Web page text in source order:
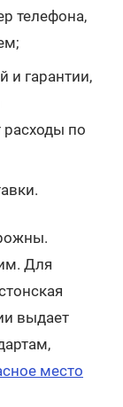
телефона,
и гарантии,
расходы по
Для
выдает
место